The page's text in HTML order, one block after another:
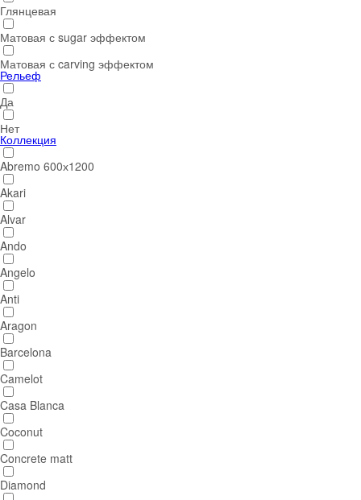
Глянцевая
Матовая с sugar эффектом
Матовая с carving эффектом
Рельеф
Да
Нет
Коллекция
Abremo 600х1200
Akari
Alvar
Ando
Angelo
Anti
Aragon
Barcelona
Camelot
Casa Blanca
Coconut
Concrete matt
Diamond